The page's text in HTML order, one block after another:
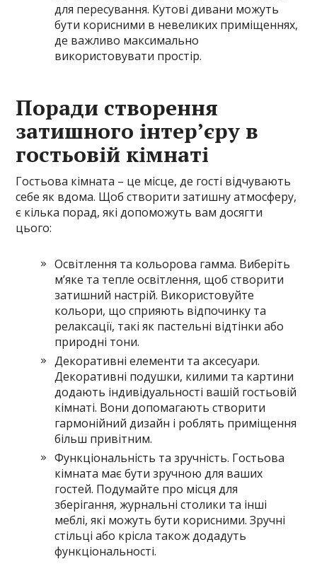
для пересування. Кутові дивани можуть
бути корисними в невеликих приміщеннях,
де важливо максимально
використовувати простір.
Поради створення
затишного інтер’єру в
гостьовій кімнаті
Гостьова кімната – це місце, де гості відчувають
себе як вдома. Щоб створити затишну атмосферу,
є кілька порад, які допоможуть вам досягти
цього:
Освітлення та кольорова гамма. Виберіть
м’яке та тепле освітлення, щоб створити
затишний настрій. Використовуйте
кольори, що сприяють відпочинку та
релаксації, такі як пастельні відтінки або
природні тони.
Декоративні елементи та аксесуари.
Декоративні подушки, килими та картини
додають індивідуальності вашій гостьовій
кімнаті. Вони допомагають створити
гармонійний дизайн і роблять приміщення
більш привітним.
Функціональність та зручність. Гостьова
кімната має бути зручною для ваших
гостей. Подумайте про місця для
зберігання, журнальні столики та інші
меблі, які можуть бути корисними. Зручні
стільці або крісла також додадуть
функціональності.